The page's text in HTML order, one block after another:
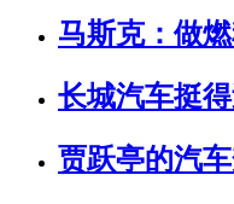
马斯克：做
长城汽车挺
贾跃亭的汽